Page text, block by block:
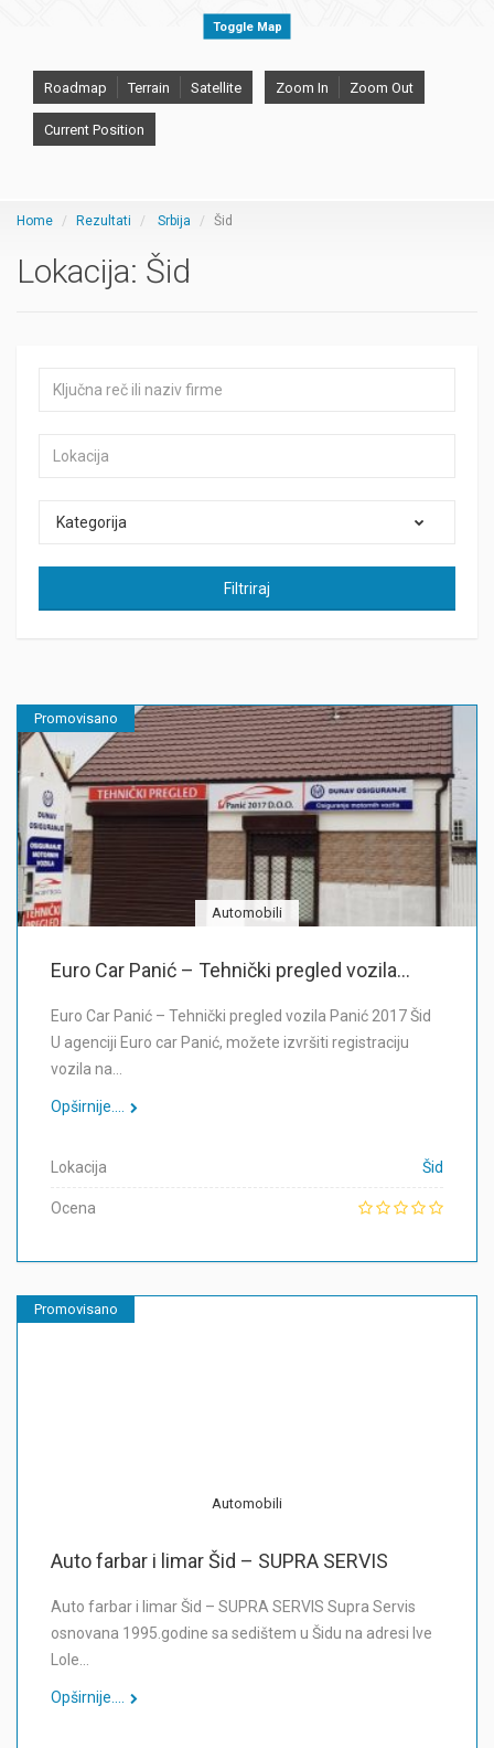
Toggle Map
Roadmap Terrain Satellite Zoom In Zoom Out
Current Position
Home Rezultati Srbija Šid
Lokacija: Šid
Kategorija
Filtriraj
Promovisano
Automobili
Euro Car Panić – Tehnički pregled vozila...
Euro Car Panić – Tehnički pregled vozila Panić 2017 Šid
U agenciji Euro car Panić, možete izvršiti registraciju
vozila na…
Opširnije....
Lokacija Šid
Ocena
Promovisano
Automobili
Auto farbar i limar Šid – SUPRA SERVIS
Auto farbar i limar Šid – SUPRA SERVIS Supra Servis
osnovana 1995.godine sa sedištem u Šidu na adresi Ive
Lole…
Opširnije....